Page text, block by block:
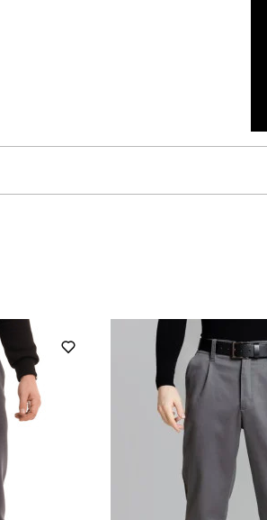
повсякденний Сезон
червоний Матеріал
5% еластан Країна - виробник